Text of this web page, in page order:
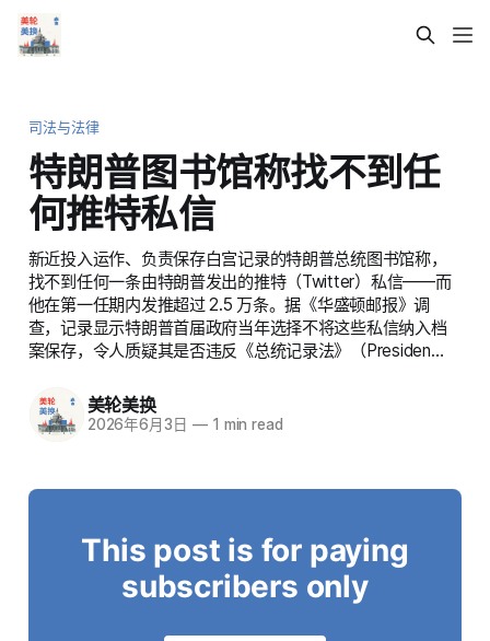
司法与法律
特朗普图书馆称找不到任
何推特私信
新近投入运作、负责保存白宫记录的特朗普总统图书馆称，
找不到任何一条由特朗普发出的推特（Twitter）私信——而
他在第一任期内发推超过 2.5 万条。据《华盛顿邮报》调
查，记录显示特朗普首届政府当年选择不将这些私信纳入档
案保存，令人质疑其是否违反《总统记录法》（Presiden…
美轮美换
2026年6月3日 —1 min read
This post is for paying
subscribers only